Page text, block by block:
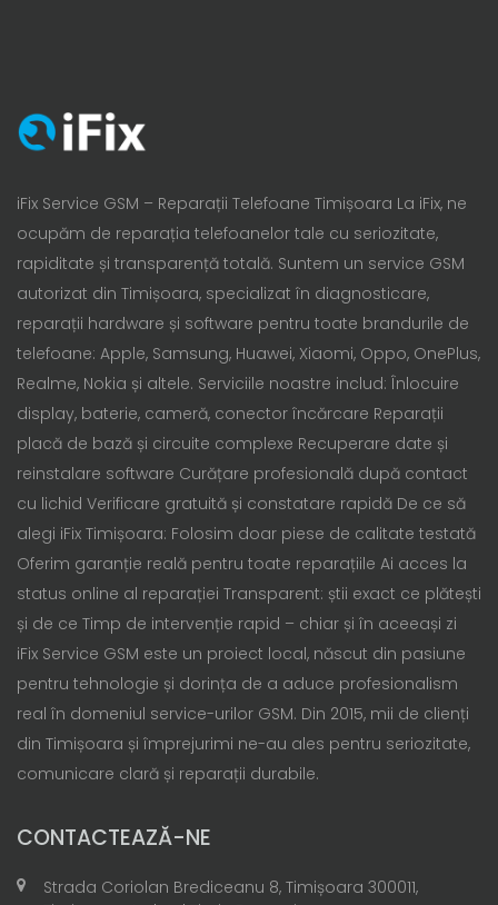
iFix Service GSM – Reparații Telefoane Timișoara La iFix, ne
ocupăm de reparația telefoanelor tale cu seriozitate,
rapiditate și transparență totală. Suntem un service GSM
autorizat din Timișoara, specializat în diagnosticare,
reparații hardware și software pentru toate brandurile de
telefoane: Apple, Samsung, Huawei, Xiaomi, Oppo, OnePlus,
Realme, Nokia și altele. Serviciile noastre includ: Înlocuire
display, baterie, cameră, conector încărcare Reparații
placă de bază și circuite complexe Recuperare date și
reinstalare software Curățare profesională după contact
cu lichid Verificare gratuită și constatare rapidă De ce să
alegi iFix Timișoara: Folosim doar piese de calitate testată
Oferim garanție reală pentru toate reparațiile Ai acces la
status online al reparației Transparent: știi exact ce plătești
și de ce Timp de intervenție rapid – chiar și în aceeași zi
iFix Service GSM este un proiect local, născut din pasiune
pentru tehnologie și dorința de a aduce profesionalism
real în domeniul service-urilor GSM. Din 2015, mii de clienți
din Timișoara și împrejurimi ne-au ales pentru seriozitate,
comunicare clară și reparații durabile.
CONTACTEAZĂ-NE
Strada Coriolan Brediceanu 8, Timișoara 300011,